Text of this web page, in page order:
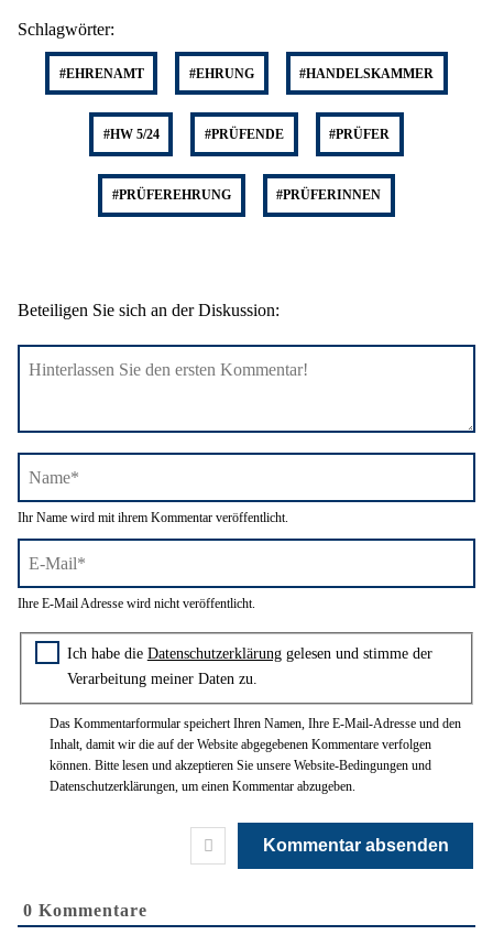
Schlagwörter:
#EHRENAMT #EHRUNG #HANDELSKAMMER
#HW 5/24 #PRÜFENDE #PRÜFER
#PRÜFEREHRUNG #PRÜFERINNEN
Beteiligen Sie sich an der Diskussion:
Name*
Ihr Name wird mit ihrem Kommentar veröffentlicht.
E-
Mail*
Ihre E-Mail Adresse wird nicht veröffentlicht.
Zustimmung zur Datenschutzerklärung
Ich habe die Datenschutzerklärunggelesen und stimme der
Verarbeitung meiner Daten zu.
Das Kommentarformular speichert Ihren Namen, Ihre E-Mail-Adresse und den
Inhalt, damit wir die auf der Website abgegebenen Kommentare verfolgen
können. Bitte lesen und akzeptieren Sie unsere Website-Bedingungen und
Datenschutzerklärungen, um einen Kommentar abzugeben.
0 Kommentare